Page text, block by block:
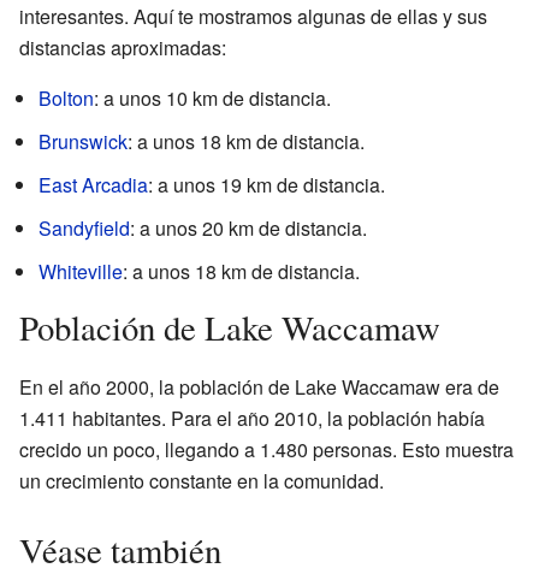
interesantes. Aquí te mostramos algunas de ellas y sus
distancias aproximadas:
Bolton: a unos 10 km de distancia.
Brunswick: a unos 18 km de distancia.
East Arcadia: a unos 19 km de distancia.
Sandyfield: a unos 20 km de distancia.
Whiteville: a unos 18 km de distancia.
Población de Lake Waccamaw
En el año 2000, la población de Lake Waccamaw era de
1.411 habitantes. Para el año 2010, la población había
crecido un poco, llegando a 1.480 personas. Esto muestra
un crecimiento constante en la comunidad.
Véase también